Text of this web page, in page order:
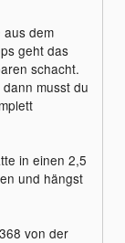
dem
geht das
schacht.
musst du
in einen 2,5
und hängst
von der